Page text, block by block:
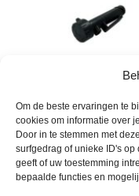
Om de beste ervaringen te
cookies om informatie over
Door in te stemmen met
surfgedrag of unieke ID's op
geeft of uw toestemming
bepaalde functies en
Aftapkraantje Essential
€ 13,01 incl. btw